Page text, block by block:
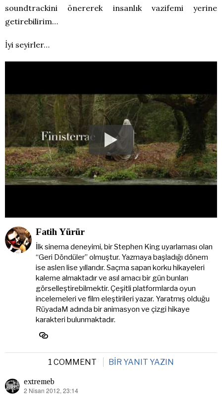
soundtrackini önererek insanlık vazifemi yerine
getirebilirim…
İyi seyirler…
Fatih Yürür
İlk sinema deneyimi, bir Stephen King uyarlaması olan
“Geri Döndüler” olmuştur. Yazmaya başladığı dönem
ise aslen lise yıllarıdır. Saçma sapan korku hikayeleri
kaleme almaktadır ve asıl amacı bir gün bunları
görselleştirebilmektir. Çeşitli platformlarda oyun
incelemeleri ve film eleştirileri yazar. Yaratmış olduğu
RüyadaM adında bir animasyon ve çizgi hikaye
karakteri bulunmaktadır.
1 COMMENT BIR YANIT YAZIN
extremeb
dedi
2 Nisan 2012, 23:14